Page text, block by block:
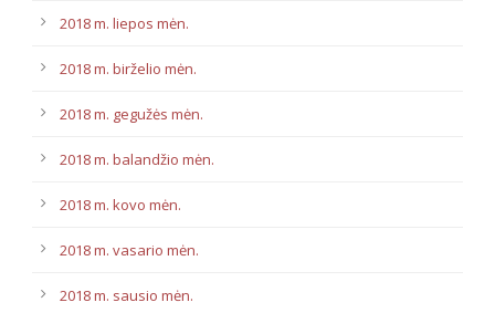
2018 m. liepos mėn.
2018 m. birželio mėn.
2018 m. gegužės mėn.
2018 m. balandžio mėn.
2018 m. kovo mėn.
2018 m. vasario mėn.
2018 m. sausio mėn.